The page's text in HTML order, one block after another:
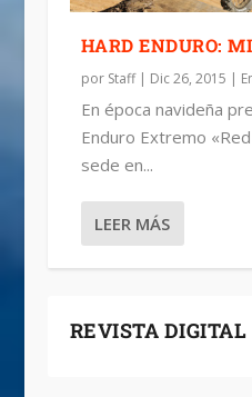
HARD ENDURO:
por Staff| Dic 26, 2015 |
En época navideña
Enduro Extremo
sede en...
LEER MÁS
REVISTA DIGITAL